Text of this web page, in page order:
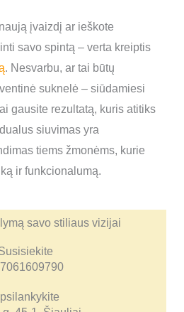
įvaizdį ar ieškote
savo spintą – verta kreiptis
. Nesvarbu, ar tai būtų
suknelė – siūdamiesi
gausite rezultatą, kuris atitiks
siuvimas yra
tiems žmonėms, kurie
ir funkcionalumą.
savo stiliaus vizijai